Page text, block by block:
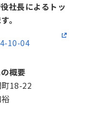
社長によるトッ
。
10-04
概要
18-22